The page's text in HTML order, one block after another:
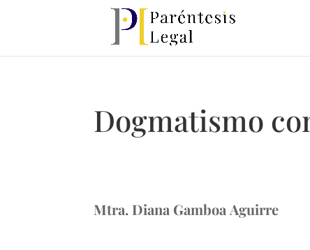
Dogmatismo
Mtra. Diana Gamboa Aguirre